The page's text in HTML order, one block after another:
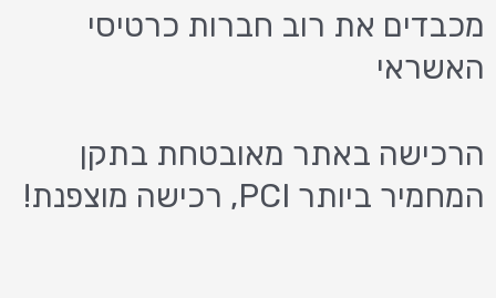
מכבדים את רוב חברות כרטיסי
האשראי
הרכישה באתר מאובטחת בתקן
המחמיר ביותר PCI, רכישה מוצפנת!